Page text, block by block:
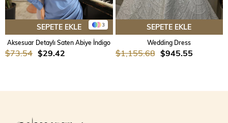
3
SEPETE EKLE
Aksesuar Detaylı Saten Abiye İndigo
$29.42
$73.54
SEPETE EKLE
Wedding Dress
$945.55
$1,155.68